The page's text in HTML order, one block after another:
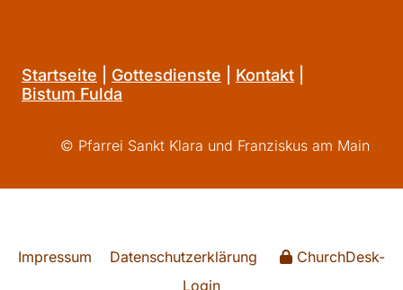
Startseite Gottesdienste Kontakt
Bistum Fulda
© Pfarrei Sankt Klara und Franziskus am Main
Impressum Datenschutzerklärung
ChurchDesk-
Login